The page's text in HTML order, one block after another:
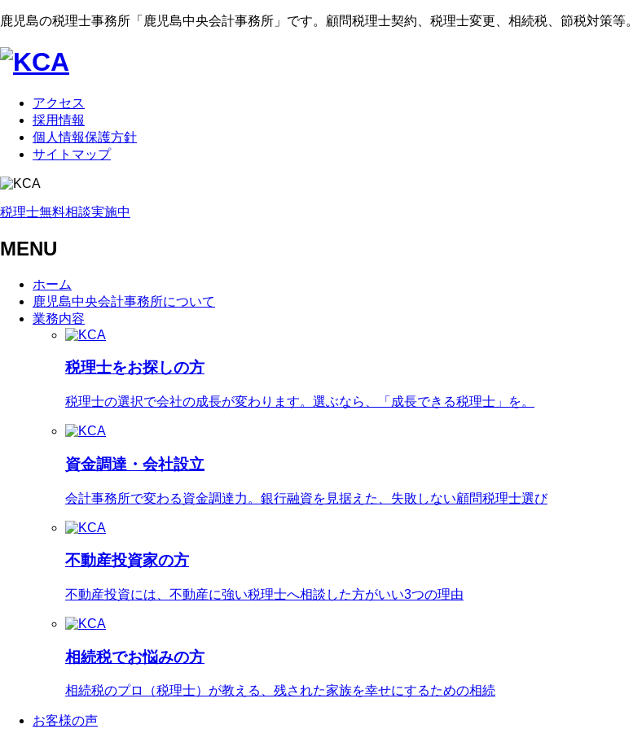
鹿児島の税理士事務所「鹿児島中央会計事務所」です。顧問税理士契約、税理士変更、相続税、節税対策等。
アクセス
採用情報
個人情報保護方針
サイトマップ
税理士無料相談実施中
MENU
ホーム
鹿児島中央会計事務所について
業務内容
税理士をお探しの方
税理士の選択で会社の成長が変わります。選ぶなら、「成長できる税理士」を。
資金調達・会社設立
会計事務所で変わる資金調達力。銀行融資を見据えた、失敗しない顧問税理士選び
不動産投資家の方
不動産投資には、不動産に強い税理士へ相談した方がいい3つの理由
相続税でお悩みの方
相続税のプロ（税理士）が教える、残された家族を幸せにするための相続
お客様の声